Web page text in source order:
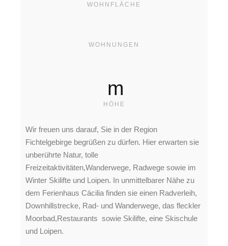
WOHNFLÄCHE
WOHNUNGEN
HÖHE
m
Wir freuen uns darauf, Sie in der Region
Fichtelgebirge begrüßen zu dürfen. Hier erwarten sie
unberührte Natur, tolle
Freizeitaktivitäten,Wanderwege, Radwege sowie im
Winter Skilifte und Loipen. In unmittelbarer Nähe zu
dem Ferienhaus Cäcilia finden sie einen Radverleih,
Downhillstrecke, Rad- und Wanderwege, das fleckler
Moorbad,Restaurants sowie Skilifte, eine Skischule
und Loipen.